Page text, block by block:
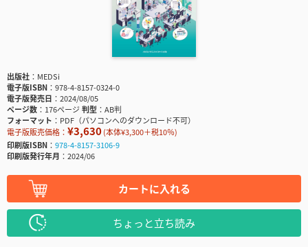
出版社
MEDSi
電子版ISBN
978-4-8157-0324-0
電子版発売日
2024/08/05
ページ数
176ページ判型
AB判
フォーマット
PDF（パソコンへのダウンロード不可）
電子版販売価格： ¥3,630(本体¥3,300＋税10％)
印刷版ISBN
978-4-8157-3106-9
印刷版発行年月
2024/06
カートに入れる
ちょっと立ち読み